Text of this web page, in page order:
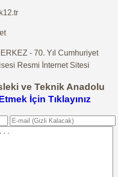
- 70. Yıl Cumhuriyet
Resmi İnternet Sitesi
ve Teknik Anadolu
İçin Tıklayınız